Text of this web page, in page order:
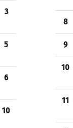
3
5
6
10
8
9
10
11